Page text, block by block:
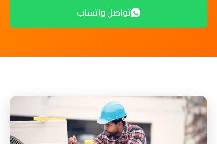
تواصل واتساب